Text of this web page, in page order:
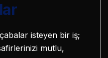
isteyen bir iş;
mutlu,